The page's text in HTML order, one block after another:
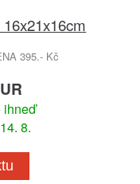
395.- Kč
ihneď
8.